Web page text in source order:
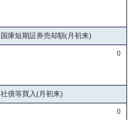
国庫短期証券売却額(月初来)
0
社債等買入(月初来)
0